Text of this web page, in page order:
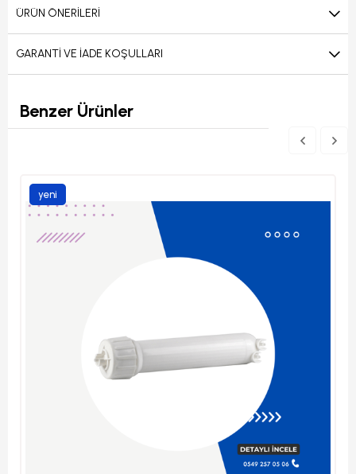
ÜRÜN ÖNERILERI
GARANTI VE İADE KOŞULLARI
Benzer Ürünler
yeni
ürün